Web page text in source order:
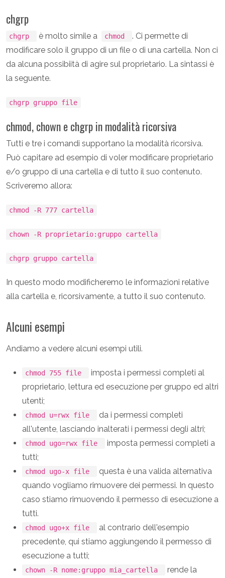
chgrp
chgrp è molto simile a chmod
. Ci permette di
modificare solo il gruppo di un file o di una cartella. Non ci
da alcuna possibiità di agire sul proprietario. La sintassi è
la seguente.
chgrp gruppo file
chmod, chown e chgrp in modalità ricorsiva
Tutti e tre i comandi supportano la modalità ricorsiva.
Può capitare ad esempio di voler modificare proprietario
e/o gruppo di una cartella e di tutto il suo contenuto.
Scriveremo allora:
chmod -R 777 cartella
chown -R proprietario:gruppo cartella
chgrp gruppo cartella
In questo modo modificheremo le informazioni relative
alla cartella e, ricorsivamente, a tutto il suo contenuto.
Alcuni esempi
Andiamo a vedere alcuni esempi utili.
chmod 755 file
imposta i permessi completi al
proprietario, lettura ed esecuzione per gruppo ed altri
utenti;
chmod u=rwx file
da i permessi completi
all'utente, lasciando inalterati i permessi degli altri;
chmod ugo=rwx file
imposta permessi completi a
tutti;
chmod ugo-x file
questa è una valida alternativa
quando vogliamo rimuovere dei permessi. In questo
caso stiamo rimuovendo il permesso di esecuzione a
tutti.
chmod ugo+x file
al contrario dell'esempio
precedente, qui stiamo aggiungendo il permesso di
esecuzione a tutti;
chown -R nome:gruppo mia_cartella
rende la